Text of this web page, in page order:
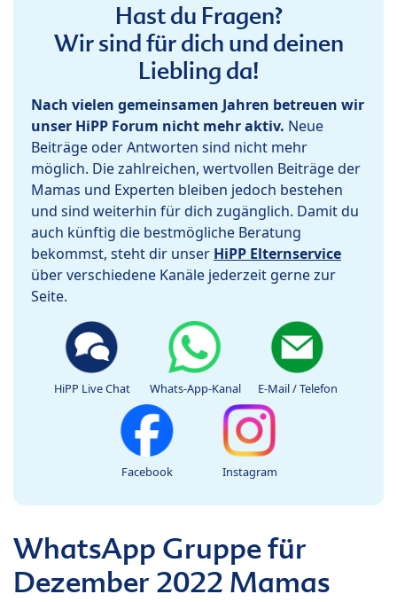
Hast du Fragen?
Wir sind für dich und deinen
Liebling da!
Nach vielen gemeinsamen Jahren betreuen wir
unser HiPP Forum nicht mehr aktiv. Neue
Beiträge oder Antworten sind nicht mehr
möglich. Die zahlreichen, wertvollen Beiträge der
Mamas und Experten bleiben jedoch bestehen
und sind weiterhin für dich zugänglich. Damit du
auch künftig die bestmögliche Beratung
bekommst, steht dir unser HiPP Elternservice
über verschiedene Kanäle jederzeit gerne zur
Seite.
HiPP Live Chat Whats-App-Kanal E-Mail / Telefon
Facebook Instagram
WhatsApp Gruppe für
Dezember 2022 Mamas